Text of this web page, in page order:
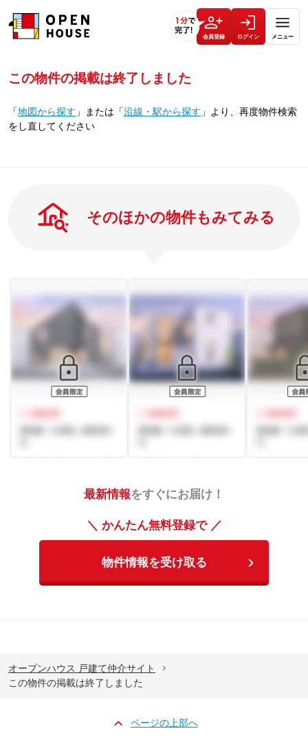
会員登録 ログイン メニュー
この物件の掲載は終了しました
「地図から探す 」 または 「沿線・駅から探す 」 より、再度物件検索
をし直してください
そのほかの物件もみてみる
最新情報をすぐにお届け！
＼ かんたん無料登録で ／
物件情報を受け取る
オープンハウス 戸建て仲介サイト
この物件の掲載は終了しました
ページの上部へ